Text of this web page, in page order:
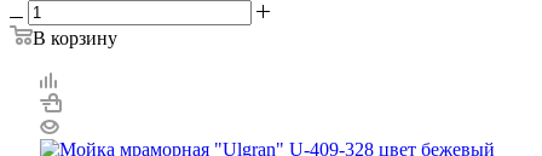
В корзину